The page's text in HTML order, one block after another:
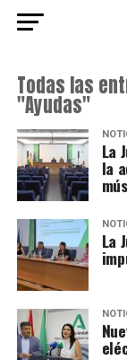
Todas las
"Ayudas"
La
la
La